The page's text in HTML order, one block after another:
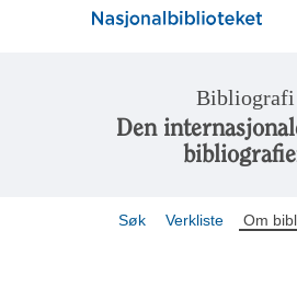
Bibliografi
Den
Søk Verkliste Om